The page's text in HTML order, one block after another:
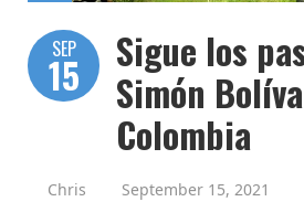
SEP
15
Sigue los
Simón
Colombia
Chris September 15, 2021